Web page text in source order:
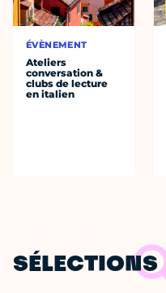
ÉVÈNEMENT
Ateliers
conversation &
clubs de lecture
en italien
SÉLECTIONS